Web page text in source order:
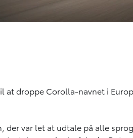
droppe Corolla-navnet i
var let at udtale på alle